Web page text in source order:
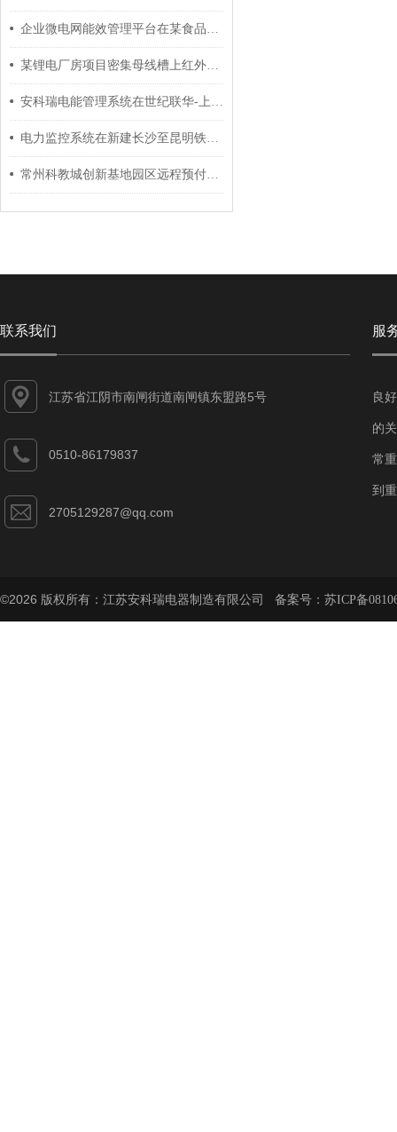
企业微电网能效管理平台在某食品加工厂35kV变电站应用
某锂电厂房项目密集母线槽上红外测温方案 安科瑞 许敏
安科瑞电能管理系统在世纪联华-上海国和路店的应用
电力监控系统在新建长沙至昆明铁路客运专线贵州段项目的应用
常州科教城创新基地园区远程预付费电能管理系统的设计与应用
联系我们
江苏省江阴市南闸街道南闸镇东盟路5号
0510-86179837
2705129287@qq.com
服
良
的
常
到
©2026 版权所有：江苏安科瑞电器制造有限公司 备案号： 苏ICP备